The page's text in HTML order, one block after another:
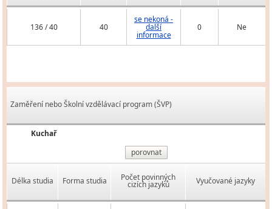
136 / 40 40
se nekoná -
další
informace
0 Ne
Zaměření nebo Školní vzdělávací program (ŠVP)
Kuchař
porovnat
Délka studia Forma studia Počet povinných
cizích jazyků Vyučované jazyky